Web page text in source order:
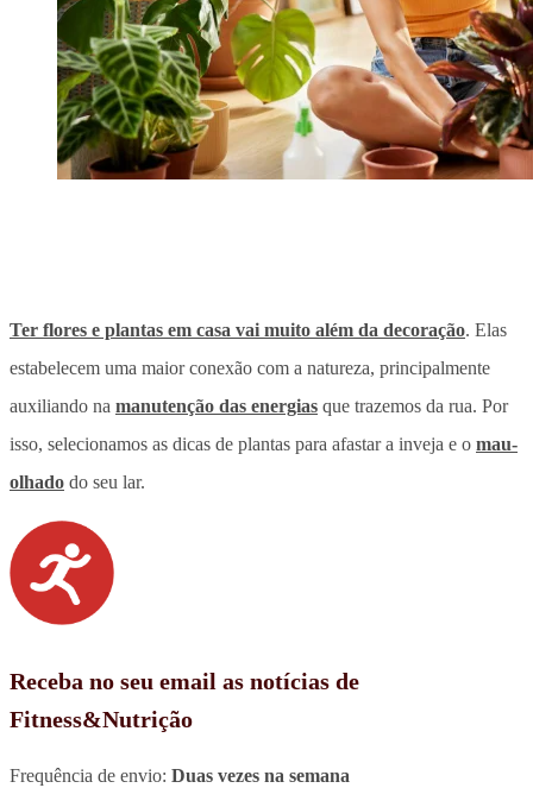
Ter flores e plantas em casa vai muito além da decoração. Elas
estabelecem uma maior conexão com a natureza, principalmente
auxiliando na manutenção das energias que trazemos da rua. Por
isso, selecionamos as dicas de plantas para afastar a inveja e o mau-
olhado do seu lar.
Receba no seu email as notícias de
Fitness&Nutrição
Frequência de envio: Duas vezes na semana